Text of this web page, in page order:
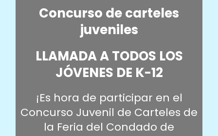
Concurso de carteles
juveniles
LLAMADA A TODOS LOS
JÓVENES DE K-12
¡Es hora de participar en el
Concurso Juvenil de Carteles de
la Feria del Condado de